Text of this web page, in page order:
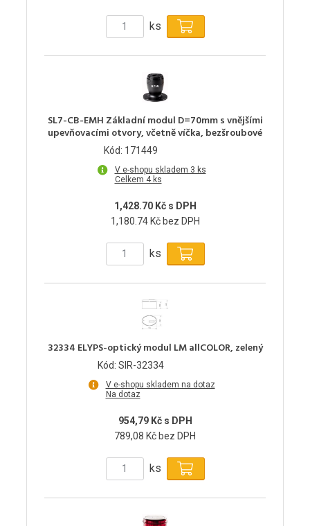
ks
SL7-CB-EMH Základní modul D=70mm s vnějšími
upevňovacími otvory, včetně víčka, bezšroubové
Kód: 171449
V e-shopu skladem 3 ks
Celkem 4 ks
1,428.70 Kč s DPH
1,180.74 Kč bez DPH
ks
32334 ELYPS-optický modul LM allCOLOR, zelený
Kód: SIR-32334
V e-shopu skladem na dotaz
Na dotaz
954,79 Kč s DPH
789,08 Kč bez DPH
ks